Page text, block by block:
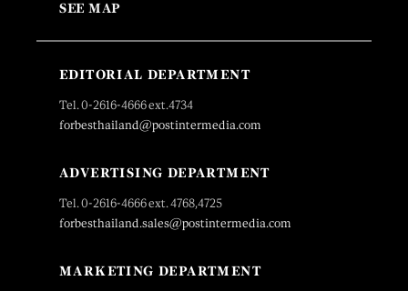
SEE MAP
EDITORIAL DEPARTMENT
Tel. 0-2616-4666 ext.4734
forbesthailand@postintermedia.com
ADVERTISING DEPARTMENT
Tel. 0-2616-4666 ext. 4768,4725
forbesthailand.sales@postintermedia.com
MARKETING DEPARTMENT